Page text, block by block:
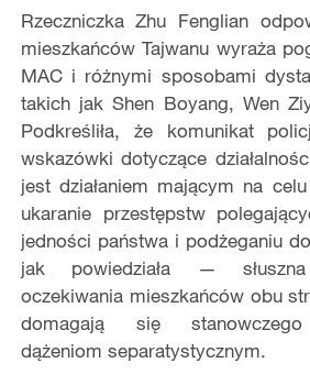
Rzeczniczka Zhu Fenglian
mieszkańców Tajwanu wyraża
MAC i różnymi sposobami
takich jak Shen Boyang, Wen
Podkreśliła, że komunikat
wskazówki dotyczące
jest działaniem mającym na
ukaranie przestępstw
jedności państwa i podżeganiu
jak powiedziała —
oczekiwania mieszkańców obu
domagają się stanowczego
dążeniom separatystycznym.